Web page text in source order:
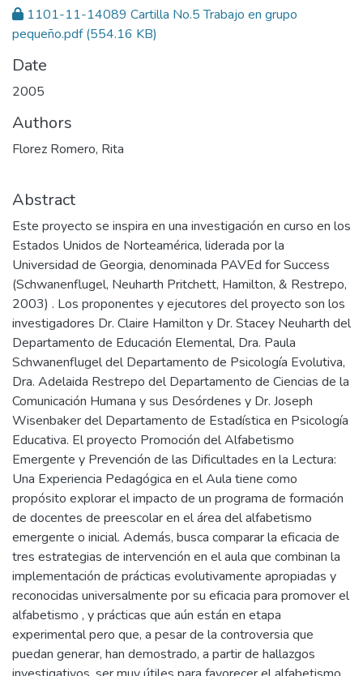
1101-11-14089 Cartilla No.5 Trabajo en grupo
pequeño.pdf(554.16 KB)
Date
2005
Authors
Florez Romero, Rita
Abstract
Este proyecto se inspira en una investigación en curso en los
Estados Unidos de Norteamérica, liderada por la
Universidad de Georgia, denominada PAVEd for Success
(Schwanenflugel, Neuharth Pritchett, Hamilton, & Restrepo,
2003) . Los proponentes y ejecutores del proyecto son los
investigadores Dr. Claire Hamilton y Dr. Stacey Neuharth del
Departamento de Educación Elemental, Dra. Paula
Schwanenflugel del Departamento de Psicología Evolutiva,
Dra. Adelaida Restrepo del Departamento de Ciencias de la
Comunicación Humana y sus Desórdenes y Dr. Joseph
Wisenbaker del Departamento de Estadística en Psicología
Educativa. El proyecto Promoción del Alfabetismo
Emergente y Prevención de las Dificultades en la Lectura:
Una Experiencia Pedagógica en el Aula tiene como
propósito explorar el impacto de un programa de formación
de docentes de preescolar en el área del alfabetismo
emergente o inicial. Además, busca comparar la eficacia de
tres estrategias de intervención en el aula que combinan la
implementación de prácticas evolutivamente apropiadas y
reconocidas universalmente por su eficacia para promover el
alfabetismo , y prácticas que aún están en etapa
experimental pero que, a pesar de la controversia que
puedan generar, han demostrado, a partir de hallazgos